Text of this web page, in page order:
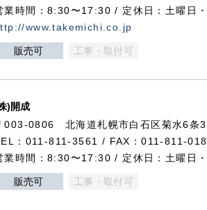
業時間：8:30〜17:30 / 定休日：土曜日
www.takemichi.co.jp
販売可 工事・取付可
)開成
003-0806 北海道札幌市白石区菊水6条
：011-811-3561 / FAX：011-811-
業時間：8:30〜17:30 / 定休日：土曜日
販売可 工事・取付可